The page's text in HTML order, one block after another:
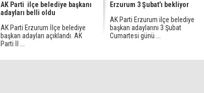
AK Parti ilçe belediye başkanı
adayları belli oldu
AK Parti Erzurum İlçe belediye
başkan adayları açıklandı. AK
Parti İl ...
Erzurum 3 Şubat'ı bekliyor
AK Parti Erzurum ilçe belediye
başkan adaylarını 3 Şubat
Cumartesi günü ...